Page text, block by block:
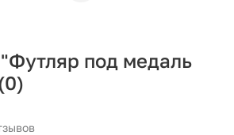
под медаль
(0)